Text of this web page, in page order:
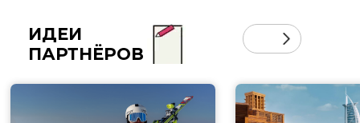
ИДЕИ
ПАРТНЁРОВ